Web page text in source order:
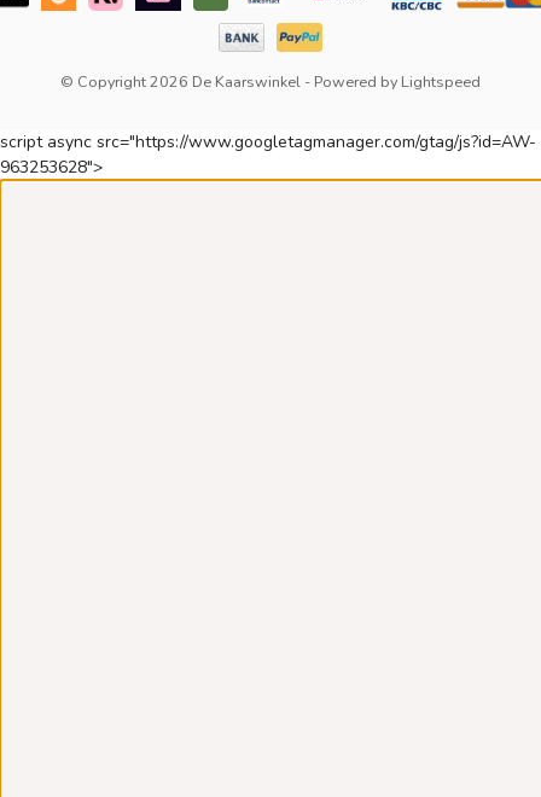
© Copyright 2026 De Kaarswinkel - Powered by Lightspeed
script async src="https://www.googletagmanager.com/gtag/js?id=AW-
963253628">